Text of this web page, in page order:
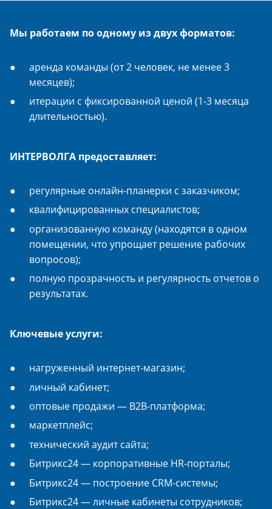
Мы работаем по одному из двух форматов:
аренда команды (от 2 человек, не менее 3
месяцев);
итерации с фиксированной ценой (1-3 месяца
длительностью).
ИНТЕРВОЛГА предоставляет:
регулярные онлайн-планерки с заказчиком;
квалифицированных специалистов;
организованную команду (находятся в одном
помещении, что упрощает решение рабочих
вопросов);
полную прозрачность и регулярность отчетов о
результатах.
Ключевые услуги:
нагруженный интернет-магазин;
личный кабинет;
оптовые продажи — B2B-платформа;
маркетплейс;
технический аудит сайта;
Битрикс24 — корпоративные HR-порталы;
Битрикс24 — построение CRM-системы;
Битрикс24 — личные кабинеты сотрудников;